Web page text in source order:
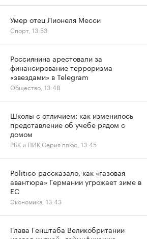
Умер отец Лионеля Месси
Спорт, 13:53
Россиянина арестовали за
финансирование терроризма
«звездами» в Telegram
Общество, 13:48
Школы с отличием: как изменилось
представление об учебе рядом с
домом
РБК и ПИК Серия плюс, 13:45
Politico рассказало, как «газовая
авантюра» Германии угрожает зиме в
ЕС
Экономика, 13:43
Глава Генштаба Великобритании